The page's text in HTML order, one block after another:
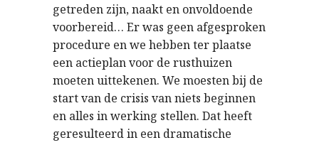
getreden zijn, naakt en onvoldoende
voorbereid… Er was geen afgesproken
procedure en we hebben ter plaatse
een actieplan voor de rusthuizen
moeten uittekenen. We moesten bij de
start van de crisis van niets beginnen
en alles in werking stellen. Dat heeft
geresulteerd in een dramatische